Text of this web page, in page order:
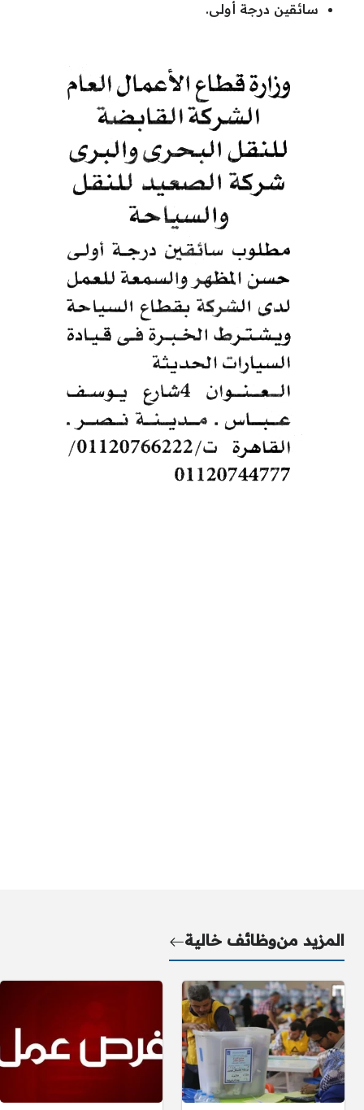
سائقين درجة أولى.
المزيد منوظائف خالية